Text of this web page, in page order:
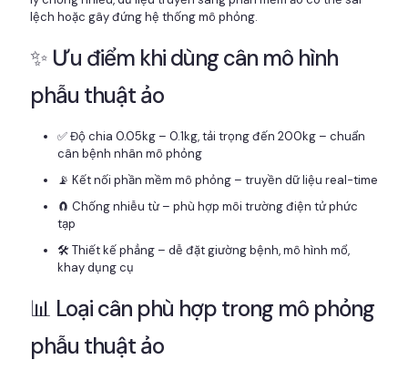
lệch hoặc gây đứng hệ thống mô phỏng.
✨ Ưu điểm khi dùng cân mô hình
phẫu thuật ảo
✅ Độ chia 0.05kg – 0.1kg, tải trọng đến 200kg – chuẩn
cân bệnh nhân mô phỏng
📡 Kết nối phần mềm mô phỏng – truyền dữ liệu real-time
🧲 Chống nhiễu từ – phù hợp môi trường điện tử phức
tạp
🛠 Thiết kế phẳng – dễ đặt giường bệnh, mô hình mổ,
khay dụng cụ
📊 Loại cân phù hợp trong mô phỏng
phẫu thuật ảo